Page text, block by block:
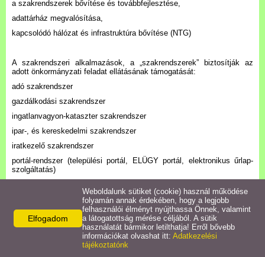
Települési Arculati
Kézikönyv
Bezerédj Amália Óvoda
Önkormányzati konyha
Egyéb intézmények
Egyéb szolgáltatások
Egészségügyi ellátás
Uraiújfalu Sportegyesület
a szakrendszerek bővítése és továbbfejlesztése,
adattárház megvalósítása,
kapcsolódó hálózat és infrastruktúra bővítése (NTG)
A szakrendszeri alkalmazások, a „szakrendszerek” biztosítják az
adott önkormányzati feladat ellátásának támogatását:
adó szakrendszer
gazdálkodási szakrendszer
ingatlanvagyon-kataszter szakrendszer
ipar-, és kereskedelmi szakrendszer
iratkezelő szakrendszer
portál-rendszer (települési portál, ELÜGY portál, elektronikus űrlap-
szolgáltatás)
Csatlakozást támogató pályázati konstrukció
Az országos kiterjesztés – az önkormányzati ASP központhoz történő
csatlakozás elősegítése – érdekében a KÖFOP-1.2.1-VEKOP-16
„csatlakoztatási konstrukció az önkormányzati ASP rendszer
Elfogadom
Weboldalunk sütiket (cookie) használ működése
folyamán annak érdekében, hogy a legjobb
felhasználói élményt nyújthassa Önnek, valamint
a látogatottság mérése céljából. A sütik
használatát bármikor letilthatja! Erről bővebb
információkat olvashat itt: Adatkezelési
tájékoztatónk